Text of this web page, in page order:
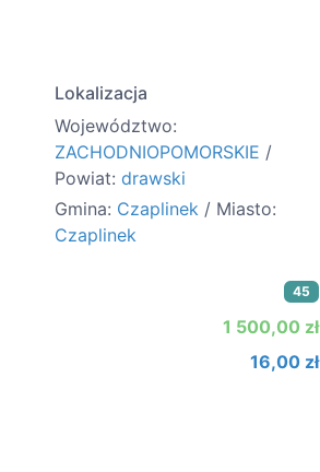
Lokalizacja
Województwo:
ZACHODNIOPOMORSKIE /
Powiat: drawski
Gmina: Czaplinek/ Miasto:
Czaplinek
45
1 500,00 zł
16,00 zł